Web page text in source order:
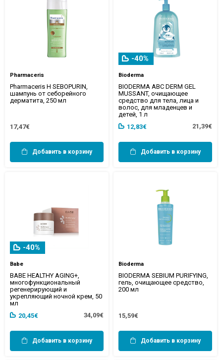
Pharmaceris
Pharmaceris H SEBOPURIN,
шампунь от себорейного
дерматита, 250 мл
17,47€
Добавить в корзину
-40%
Bioderma
BIODERMA ABC DERM GEL
MUSSANT, очищающее
средство для тела, лица и
волос, для младенцев и
детей, 1 л
12,83€
21,39€
Добавить в корзину
-40%
Babe
BABE HEALTHY AGING+,
многофункциональный
регенерирующий и
укрепляющий ночной крем, 50
мл
20,45€
34,09€
Добавить в корзину
Bioderma
BIODERMA SEBIUM PURIFYING,
гель, очищающее средство,
200 мл
15,59€
Добавить в корзину